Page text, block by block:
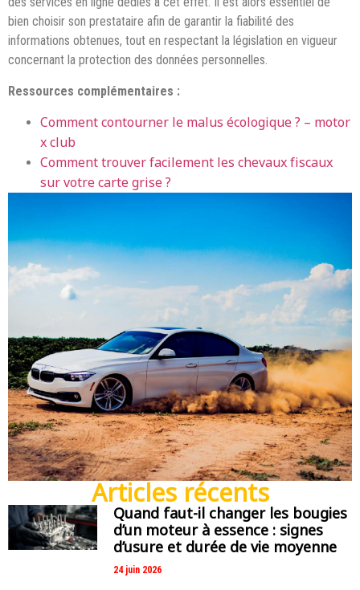
Articles récents
Quand faut-il changer les bougies
d’un moteur à essence : signes
d’usure et durée de vie moyenne
24 juin 2026
bien choisir son prestataire afin de garantir la fiabilité des
informations obtenues, tout en respectant la législation en vigueur
concernant la protection des données personnelles.
Ressources complémentaires :
Comment contourner le malus écologique ? – motor
x club
Comment trouver facilement les chevaux fiscaux
sur votre carte grise ?